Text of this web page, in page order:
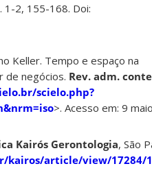
1-2, 155-168. Doi:
Keller. Tempo e espaço na
de negócios. Rev. adm.
scielo.php?
>. Acesso em: 9
Kairós Gerontologia, São
kairos/article/view/17284/